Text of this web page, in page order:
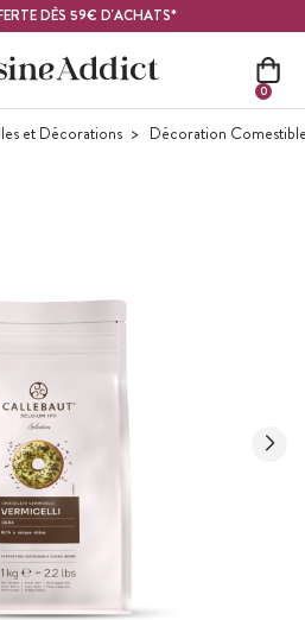
DÈS 59€ D'ACHATS*
0
et Décorations Décoration